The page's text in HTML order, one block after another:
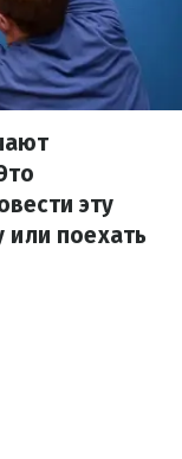
эту
или поехать